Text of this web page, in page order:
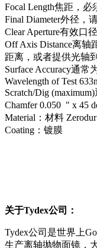
Focal Length焦距，必
Final Diameter外径，
Clear Aperture有效口
Off Axis Distance离
距离，或者提供光轴
Surface Accuracy通常
Wavelength of Test
Scratch/Dig
Chamfer 0.050 " x 45
Material：材料 Zerodur
Coating：镀膜
关于Tydex公司：
Tydex公司是世界上
生产离轴抛物面镜，